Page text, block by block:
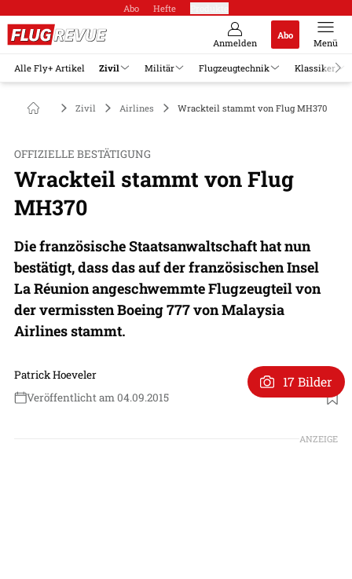
Abo Hefte
Anmelden
Abo
Menü
Alle Fly+ Artikel Zivil Militär Flugzeugtechnik Klassiker
Zivil Airlines Wrackteil stammt von Flug MH370
OFFIZIELLE BESTÄTIGUNG
Wrackteil stammt von Flug
MH370
Die französische Staatsanwaltschaft hat nun
bestätigt, dass das auf der französischen Insel
La Réunion angeschwemmte Flugzeugteil von
der vermissten Boeing 777 von Malaysia
Airlines stammt.
Patrick Hoeveler
Veröffentlicht am 04.09.2015
17 Bilder
ANZEIGE